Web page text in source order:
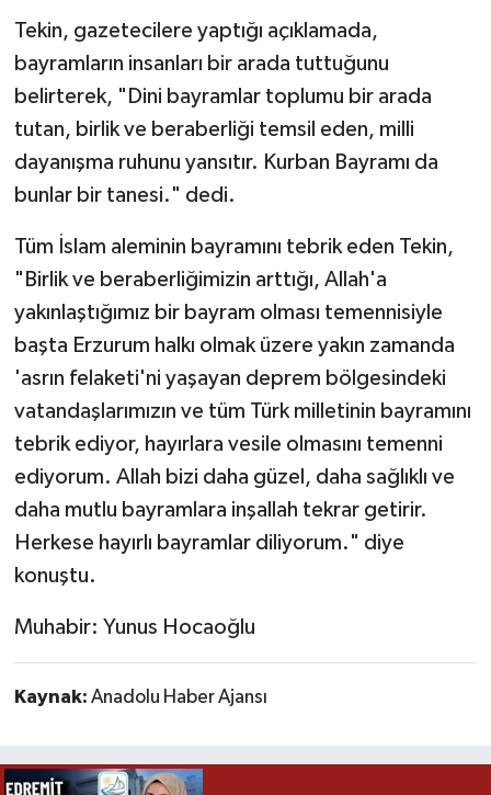
Tekin, gazetecilere yaptığı açıklamada,
bayramların insanları bir arada tuttuğunu
belirterek, "Dini bayramlar toplumu bir arada
tutan, birlik ve beraberliği temsil eden, milli
dayanışma ruhunu yansıtır. Kurban Bayramı da
bunlar bir tanesi." dedi.
Tüm İslam aleminin bayramını tebrik eden Tekin,
"Birlik ve beraberliğimizin arttığı, Allah'a
yakınlaştığımız bir bayram olması temennisiyle
başta Erzurum halkı olmak üzere yakın zamanda
'asrın felaketi'ni yaşayan deprem bölgesindeki
vatandaşlarımızın ve tüm Türk milletinin bayramını
tebrik ediyor, hayırlara vesile olmasını temenni
ediyorum. Allah bizi daha güzel, daha sağlıklı ve
daha mutlu bayramlara inşallah tekrar getirir.
Herkese hayırlı bayramlar diliyorum." diye
konuştu.
Muhabir: Yunus Hocaoğlu
Kaynak: Anadolu Haber Ajansı